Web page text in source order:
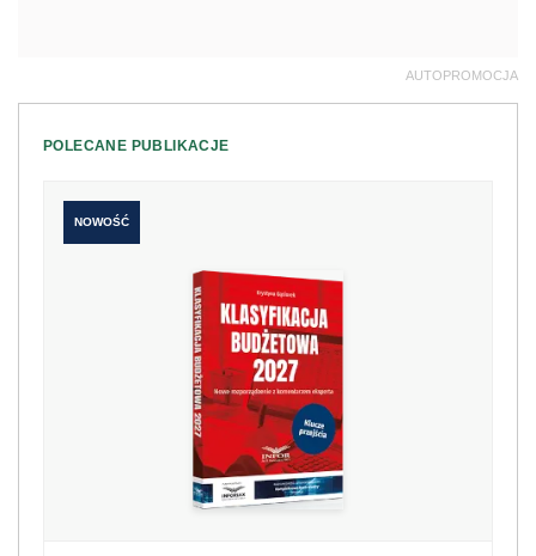
AUTOPROMOCJA
POLECANE PUBLIKACJE
NOWOŚĆ